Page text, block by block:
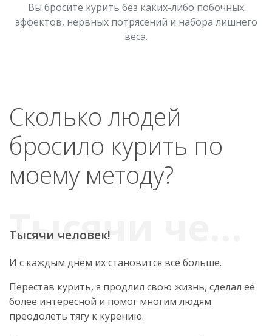
Вы бросите курить без каких-либо побочных
эффектов, нервных потрясений и набора лишнего
веса.
Сколько людей
бросило курить по
моему методу?
Тысячи человек!
И с каждым днём их становится всё больше.
Перестав курить, я продлил свою жизнь, сделал её
более интересной и помог многим людям
преодолеть тягу к курению.